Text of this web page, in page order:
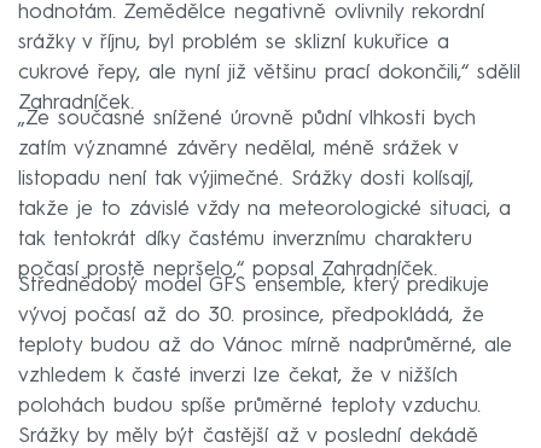
hodnotám. Zemědělce negativně ovlivnily rekordní
srážky v říjnu, byl problém se sklizní kukuřice a
cukrové řepy, ale nyní již většinu prací dokončili,“ sdělil
Zahradníček.
„Ze současné snížené úrovně půdní vlhkosti bych
zatím významné závěry nedělal, méně srážek v
listopadu není tak výjimečné. Srážky dosti kolísají,
takže je to závislé vždy na meteorologické situaci, a
tak tentokrát díky častému inverznímu charakteru
počasí prostě nepršelo,“ popsal Zahradníček.
Střednědobý model GFS ensemble, který predikuje
vývoj počasí až do 30. prosince, předpokládá, že
teploty budou až do Vánoc mírně nadprůměrné, ale
vzhledem k časté inverzi lze čekat, že v nižších
polohách budou spíše průměrné teploty vzduchu.
Srážky by měly být častější až v poslední dekádě